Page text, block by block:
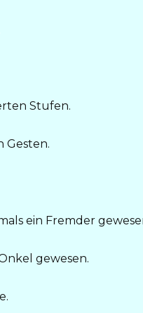
Stufen.
Gesten.
ein Fremder
gewesen.